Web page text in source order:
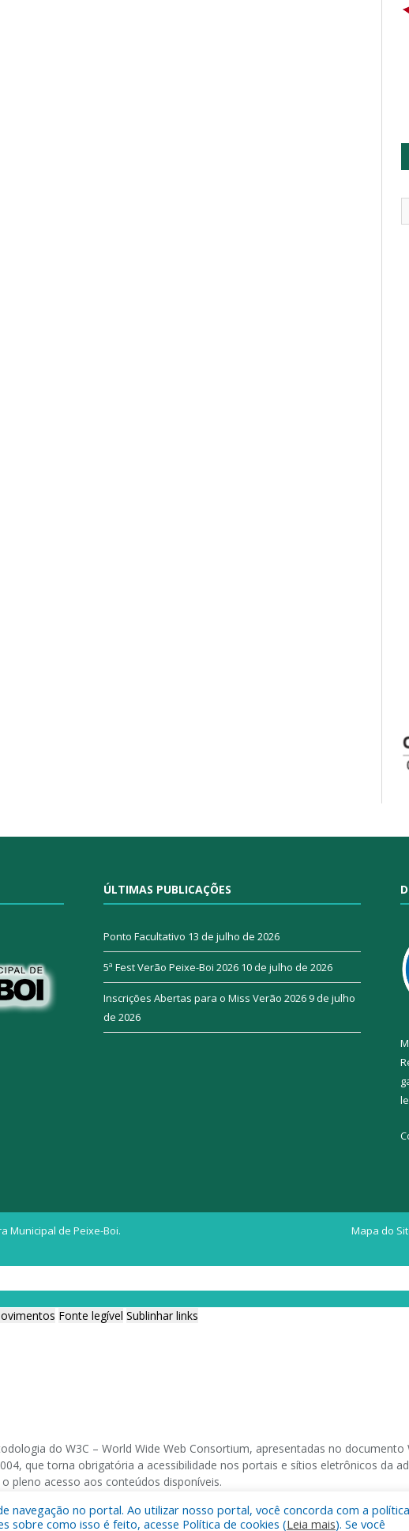
ÚLTIMAS PUBLICAÇÕES
Ponto Facultativo 13 de julho de 2026
5ª Fest Verão Peixe-Boi 2026 10 de julho de 2026
Inscrições Abertas para o Miss Verão 20269 de julho
de 2026
Municipal de Peixe-Boi. Mapa do
navegação no portal. Ao utilizar nosso portal, você concorda com a
sobre como isso é feito, acesse Política de cookies (Leia mais). Se você
Fonte legível Sublinhar links
do W3C – World Wide Web Consortium, apresentadas no
que torna obrigatória a acessibilidade nos portais e sítios eletrônicos da
pleno acesso aos conteúdos disponíveis.
diversos navegadores e através do utilitário de acesso a Internet do